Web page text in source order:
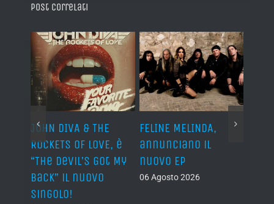
Post correlati
JOHN DIVA & THE
ROCKETS OF LOVE, è
“The Devil’s Got My
Back” il nuovo
singolo!
FELINE MELINDA,
annunciano il
nuovo EP
06 Agosto 2026